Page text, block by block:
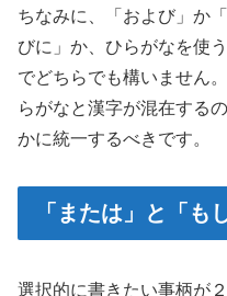
ちなみに、「および」か
びに」か、ひらがなを使
でどちらでも構いません
らがなと漢字が混在する
かに統一するべきです。
「または」と「も
選択的に書きたい事柄が